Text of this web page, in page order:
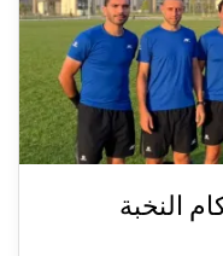
النخبة